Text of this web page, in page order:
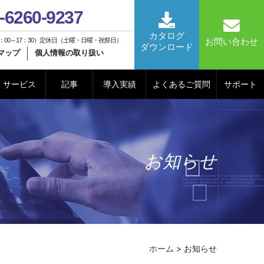
6260-9237
00～17：30）定休日（土曜・日曜・祝祭日）
ップ 個人情報の取り扱い
カタログ
ダウンロード
お問い合わせ
サービス 記事 導入実績 よくあるご質問 サポート
お知らせ
ホーム > お知らせ